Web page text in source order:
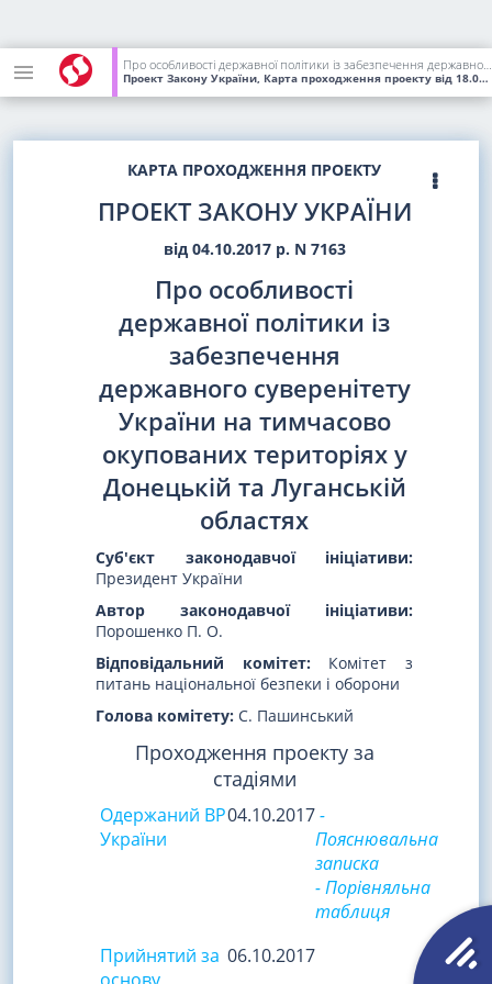
Про особливості державної політики із забезпечення державного суверенітету України на тимчасово окупованих територіях у Донецькій та Луганській областях
Проект Закону України, Карта проходження проекту від 18.01.2018
КАРТА ПРОХОДЖЕННЯ ПРОЕКТУ
ПРОЕКТ ЗАКОНУ УКРАЇНИ
від 04.10.2017 р. N 7163
Про особливості
державної політики із
забезпечення
державного суверенітету
України на тимчасово
окупованих територіях у
Донецькій та Луганській
областях
Суб'єкт законодавчої ініціативи:
Президент України
Автор законодавчої ініціативи:
Порошенко П. О.
Відповідальний комітет:Комітет з
питань національної безпеки і оборони
Голова комітету: С. Пашинський
Проходження проекту за
стадіями
Одержаний ВР
України
04.10.2017-
Пояснювальна
записка
- Порівняльна
таблиця
Прийнятий за 06.10.2017